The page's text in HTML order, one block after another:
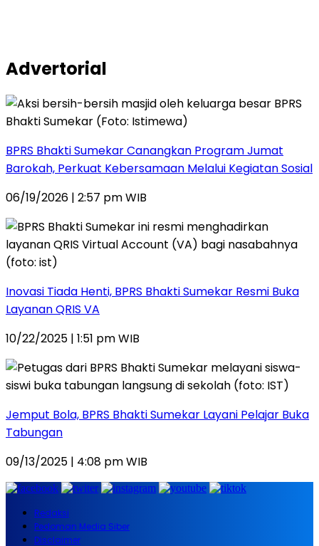
Advertorial
BPRS Bhakti Sumekar Canangkan Program Jumat
Barokah, Perkuat Kebersamaan Melalui Kegiatan Sosial
06/19/2026 | 2:57 pm WIB
Inovasi Tiada Henti, BPRS Bhakti Sumekar Resmi Buka
Layanan QRIS VA
10/22/2025 | 1:51 pm WIB
Jemput Bola, BPRS Bhakti Sumekar Layani Pelajar Buka
Tabungan
09/13/2025 | 4:08 pm WIB
Redaksi
Pedoman Media Siber
Disclaimer